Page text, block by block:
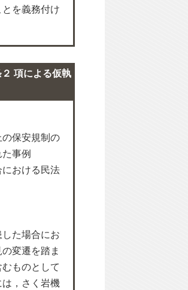
を義務付け
項による仮執
保安規制の
事例
おける民法
た場合にお
変遷を踏ま
ものとして
，さく岩機